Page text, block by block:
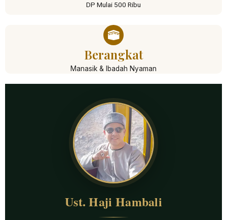
DP Mulai 500 Ribu
Berangkat
Manasik & Ibadah Nyaman
Ust. Haji Hambali